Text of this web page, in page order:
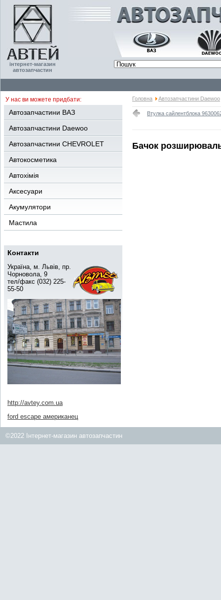
інтернет-магазин
автозапчастин
У нас ви можете придбати:
Автозапчастини ВАЗ
Автозапчастини Daewoo
Автозапчастини CHEVROLET
Автокосметика
Автохімія
Аксесуари
Акумулятори
Мастила
Контакти
Україна, м. Львів, пр.
Чорновола, 9
тел/факс (032) 225-
55-50
http://avtey.com.ua
ford escape американец
Головна Автозапчастини Daewoo
Втулка сайлентблока
Бачок
©2022 Інтернет-магазин автозапчастин